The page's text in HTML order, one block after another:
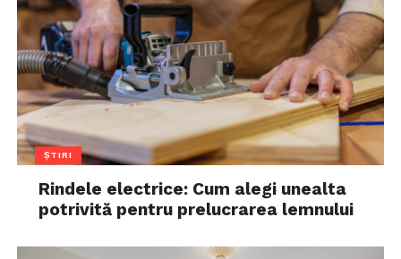
ȘTIRI
Rindele electrice: Cum alegi unealta
potrivită pentru prelucrarea lemnului